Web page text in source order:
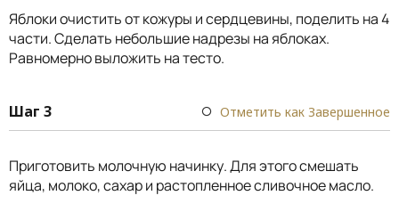
Яблоки очистить от кожуры и сердцевины, поделить на 4
части. Сделать небольшие надрезы на яблоках.
Равномерно выложить на тесто.
Шаг 3 Отметить как Завершенное
Приготовить молочную начинку. Для этого смешать
яйца, молоко, сахар и растопленное сливочное масло.